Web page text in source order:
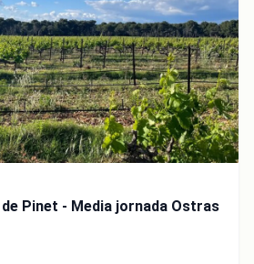
Pinet - Media jornada Ostras